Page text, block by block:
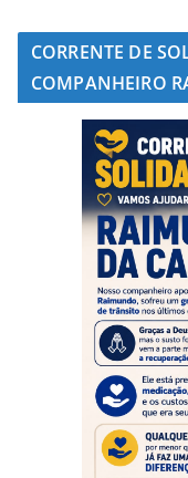
CORRENTE DE
COMPANHEIRO